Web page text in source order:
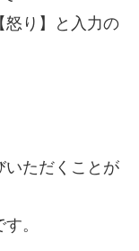
怒り】と入力の
いただくことが
。